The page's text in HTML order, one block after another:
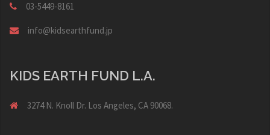
03-5449-8161
info@kidsearthfund.jp
KIDS EARTH FUND L.A.
3274 N. Knoll Dr. Los Angeles, CA 90068.